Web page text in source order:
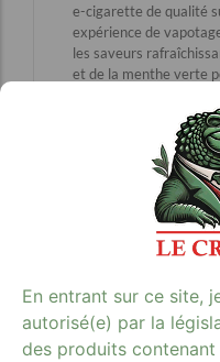
e-cigarette de qualité
expérience de
les saveurs
et de la menthe verte
recherchent une
PULP GREEN
notre kiosque
qualité qui répond à
de performance. Pour
d’e-cigarettes, visitez
[Image : my-pulp-
En entrant sur ce site,
autorisé(e) par la
des produits